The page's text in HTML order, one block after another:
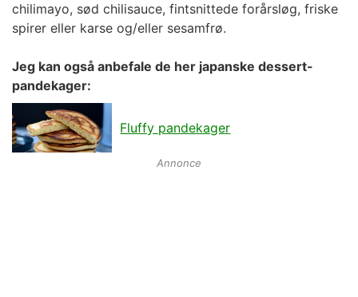
chilimayo, sød chilisauce, fintsnittede forårsløg, friske
spirer eller karse og/eller sesamfrø.
Jeg kan også anbefale de her japanske dessert-
pandekager:
Fluffy pandekager
Annonce